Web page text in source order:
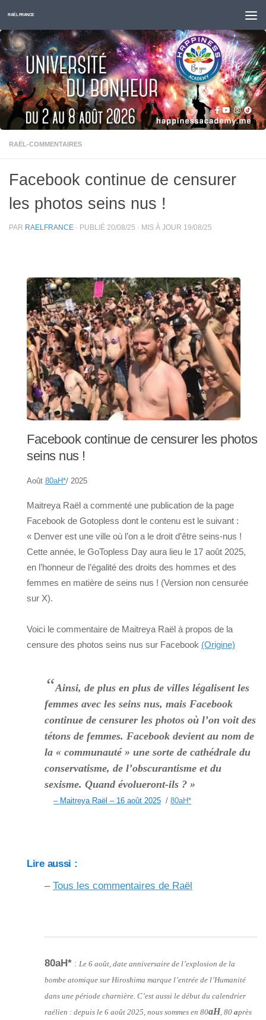
Skip to content
RAËL FRANCE
RAËL-COMMENTAIRES
Facebook continue de censurer
les photos seins nus !
PAR RAELFRANCE · PUBLIÉ 20/08/25 · MIS À JOUR 19/08/25
Facebook continue de censurer les photos
seins nus !
Août 80aH*/ 2025
Maitreya Raël a commenté une publication de la page
Facebook de Gotopless dont le contenu est le suivant :
« Denver est une ville où l’on a le droit d’être seins-nus !
Cette année, le GoTopless Day aura lieu le 17 août 2025,
en l’honneur de l’égalité des droits des hommes et des
femmes en matière de seins nus ! (Version non censurée
sur X).
Voici le commentaire de Maitreya Raël à propos de la
censure des photos seins nus sur Facebook (Origine)
“Ainsi, de plus en plus de villes légalisent les
femmes avec les seins nus, mais Facebook
continue de censurer les photos où l’on voit des
tétons de femmes. Facebook devient au nom de
la « communauté » une sorte de cathédrale du
conservatisme, de l’obscurantisme et du
sexisme. Quand évolueront-ils ? »
– Maitreya Raël – 16 août 2025 / 80aH*
Lire aussi :
– Tous les commentaires de Raël
80aH* : Le 6 août, date anniversaire de l’explosion de la
bombe atomique sur Hiroshima marque l’entrée de l’Humanité
dans une période charnière. C’est aussi le début du calendrier
raélien : depuis le 6 août 2025, nous sommes en 80aH , 80 après